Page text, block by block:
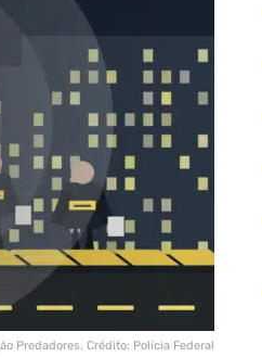
Predadores. Crédito: Polícia Federal